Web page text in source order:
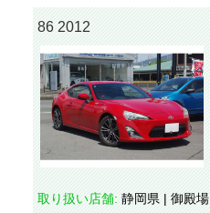
86 2012
取り扱い店舗: 静岡県 | 御殿場